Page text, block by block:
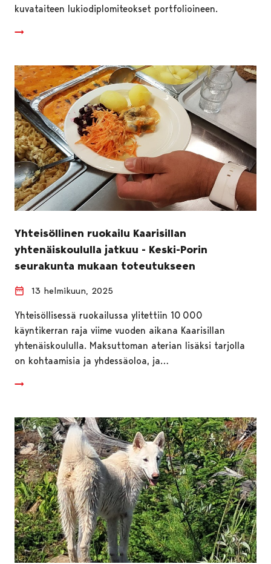
kuvataiteen lukiodiplomiteokset portfolioineen.
Yhteisöllinen ruokailu Kaarisillan
yhtenäiskoululla jatkuu - Keski-Porin
seurakunta mukaan toteutukseen
13 helmikuun, 2025
Yhteisöllisessä ruokailussa ylitettiin 10 000
käyntikerran raja viime vuoden aikana Kaarisillan
yhtenäiskoululla. Maksuttoman aterian lisäksi tarjolla
on kohtaamisia ja yhdessäoloa, ja…